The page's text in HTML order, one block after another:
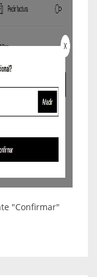
"Confirmar"